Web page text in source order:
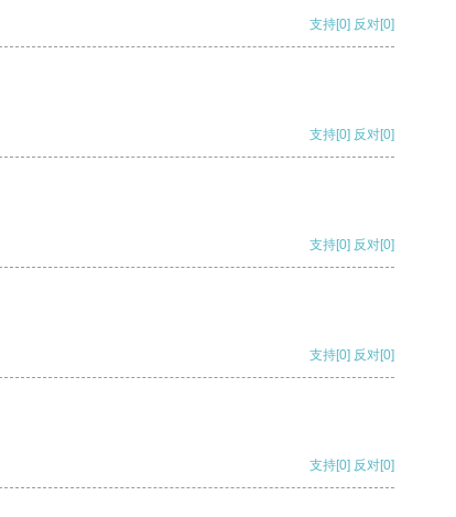
支持[0] 反对[0]
支持[0] 反对[0]
支持[0] 反对[0]
支持[0] 反对[0]
支持[0] 反对[0]